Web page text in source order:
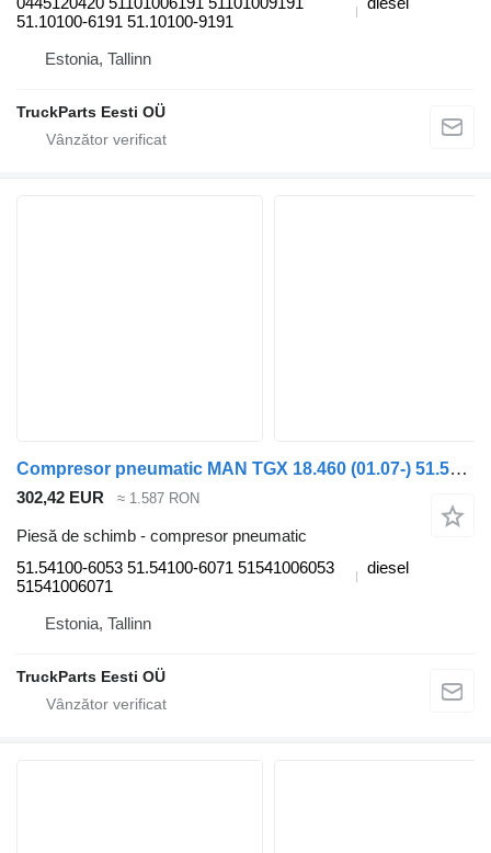
51.10100-6191 51.10100-9191
Estonia, Tallinn
TruckParts Eesti OÜ
Compresor pneumatic MAN TGX 18.460 (01.07-) 51.54100-6053 pentru cap tractor MAN TGL, TGM, TGS, TGX (2005-2021)
302,42 EUR ≈ 1.587 RON
Piesă de schimb - compresor pneumatic
51.54100-6053 51.54100-6071 51541006053
51541006071
diesel
Estonia, Tallinn
TruckParts Eesti OÜ